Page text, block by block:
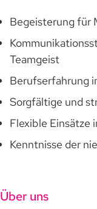
Begeisterung für
Teamgeist
Berufserfahrung
Sorgfältige und
Flexible Einsätze
Kenntnisse der
Über uns